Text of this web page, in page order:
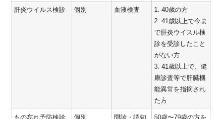
肝炎ウイルス検診 個別 血液検査
1. 40歳の方
2. 41歳以上で今ま
で肝炎ウイスル検
診を受診したこと
がない方
3. 41歳以上で、健
康診査等で肝臓機
能異常を指摘され
た方
もの忘れ予防検診 個別
問診・認知
50歳〜79歳の方を